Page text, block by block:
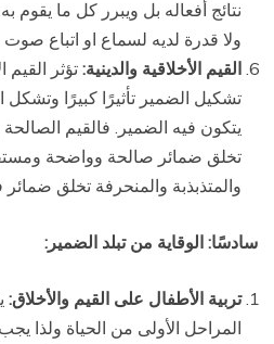
نتائج أفعاله بل ويبرر كل ما يقوم
ولا قدرة لديه لسماع او اتباع
القيم الأخلاقية والدينية: تؤثر القيم
تشكيل الضمير تأثيرًا كبيرًا وتشكل
يتكون فيه الضمير. فالقيم
تخلق ضمائر صالحة وواضحة
والمتذبذبة والمنحرفة تخلق
سادسًا: الوقاية من تبلد الضمير :
تربية الأطفال على القيم والأخلاق:
المراحل الأولى من الحياة ولذا